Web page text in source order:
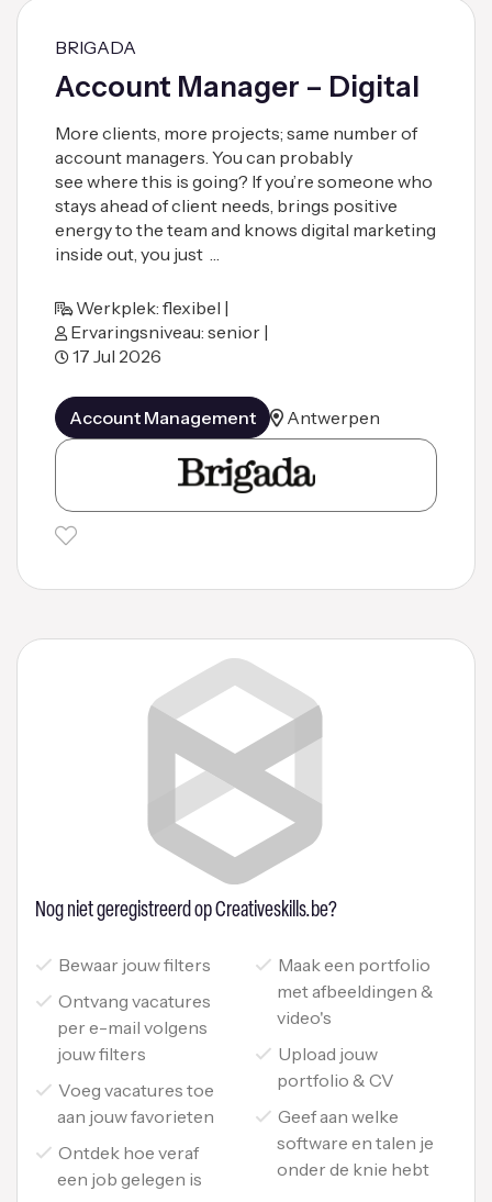
BRIGADA
Account Manager – Digital
More clients, more projects; same number of
account managers. You can probably
see where this is going? If you’re someone who
stays ahead of client needs, brings positive
energy to the team and knows digital marketing
inside out, you just …
Werkplek: flexibel |
Ervaringsniveau: senior |
17 Jul 2026
Account Management Antwerpen
Nog niet geregistreerd op Creativeskills.be?
Bewaar jouw filters
Ontvang vacatures
per e-mail volgens
jouw filters
Voeg vacatures toe
aan jouw favorieten
Ontdek hoe veraf
een job gelegen is
Maak een portfolio
met afbeeldingen &
video's
Upload jouw
portfolio & CV
Geef aan welke
software en talen je
onder de knie hebt